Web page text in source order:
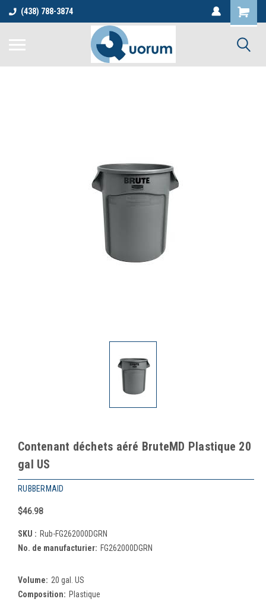
(438) 788-3874
Contenant déchets aéré BruteMD Plastique 20
gal US
RUBBERMAID
$46.98
SKU : Rub-FG262000DGRN
No. de manufacturier: FG262000DGRN
Volume: 20 gal. US
Composition: Plastique